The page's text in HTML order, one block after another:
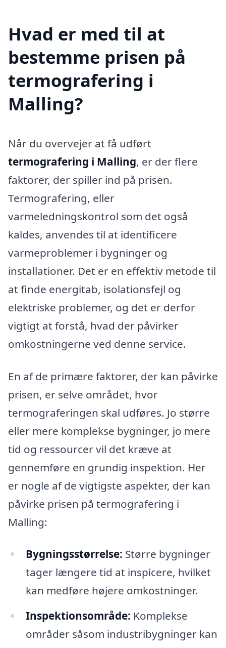
Hvad er med til at
bestemme prisen på
termografering i
Malling?
Når du overvejer at få udført
termografering i Malling, er der flere
faktorer, der spiller ind på prisen.
Termografering, eller
varmeledningskontrol som det også
kaldes, anvendes til at identificere
varmeproblemer i bygninger og
installationer. Det er en effektiv metode til
at finde energitab, isolationsfejl og
elektriske problemer, og det er derfor
vigtigt at forstå, hvad der påvirker
omkostningerne ved denne service.
En af de primære faktorer, der kan påvirke
prisen, er selve området, hvor
termograferingen skal udføres. Jo større
eller mere komplekse bygninger, jo mere
tid og ressourcer vil det kræve at
gennemføre en grundig inspektion. Her
er nogle af de vigtigste aspekter, der kan
påvirke prisen på termografering i
Malling:
Bygningsstørrelse: Større bygninger
tager længere tid at inspicere, hvilket
kan medføre højere omkostninger.
Inspektionsområde: Komplekse
områder såsom industribygninger kan